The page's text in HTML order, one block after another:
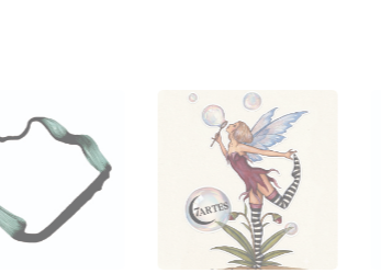
Candeō
Cãoviver
com
Cãofiança